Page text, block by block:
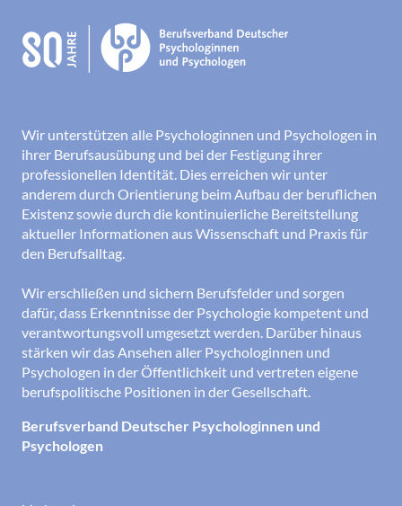
Wir unterstützen alle Psychologinnen und Psychologen in
ihrer Berufsausübung und bei der Festigung ihrer
professionellen Identität. Dies erreichen wir unter
anderem durch Orientierung beim Aufbau der beruflichen
Existenz sowie durch die kontinuierliche Bereitstellung
aktueller Informationen aus Wissenschaft und Praxis für
den Berufsalltag.
Wir erschließen und sichern Berufsfelder und sorgen
dafür, dass Erkenntnisse der Psychologie kompetent und
verantwortungsvoll umgesetzt werden. Darüber hinaus
stärken wir das Ansehen aller Psychologinnen und
Psychologen in der Öffentlichkeit und vertreten eigene
berufspolitische Positionen in der Gesellschaft.
Berufsverband Deutscher Psychologinnen und
Psychologen